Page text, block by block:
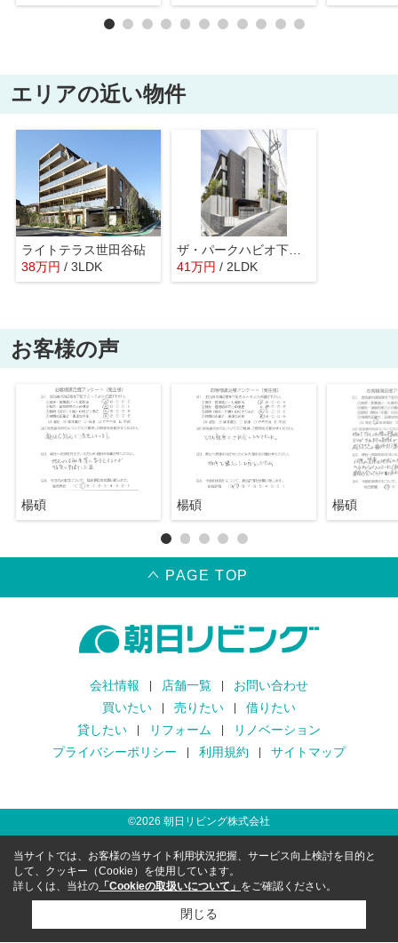
エリアの近い物件
ライトテラス世田谷砧
38万円 / 3LDK
ザ・パークハビオ下北沢
41万円 / 2LDK
お客様の声
楊碩 楊碩 楊碩
PAGE TOP
会社情報 店舗一覧
お問い合わせ
買いたい
売りたい
借りたい
貸したい
リフォーム
リノベーション
プライバシーポリシー
利用規約 サイトマップ
©2026 朝日リビング株式会社
当サイトでは、お客様の当サイト利用状況把握、サービス向上検討を目的と
して、クッキー（Cookie）を使用しています。
詳しくは、当社の 「Cookieの取扱いについて」 をご確認ください。
閉じる